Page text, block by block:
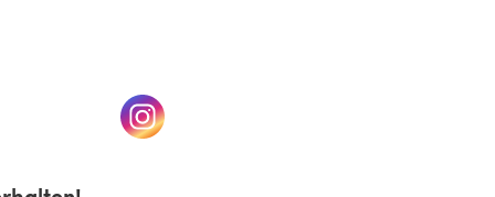
neuen Tab)(öffnet sich in einem neuen Tab)